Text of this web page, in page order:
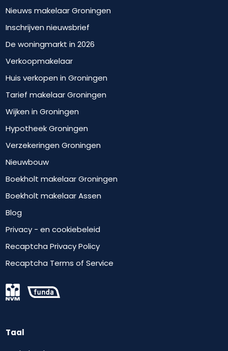
Nieuws makelaar Groningen
Inschrijven nieuwsbrief
De woningmarkt in 2026
Verkoopmakelaar
Huis verkopen in Groningen
Tarief makelaar Groningen
Wijken in Groningen
Hypotheek Groningen
Verzekeringen Groningen
Nieuwbouw
Boekholt makelaar Groningen
Boekholt makelaar Assen
Blog
Privacy - en cookiebeleid
Recaptcha Privacy Policy
Recaptcha Terms of Service
Taal